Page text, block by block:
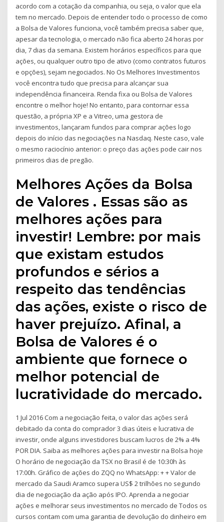
acordo com a cotação da companhia, ou seja, o valor que ela
tem no mercado. Depois de entender todo o processo de como
a Bolsa de Valores funciona, você também precisa saber que,
apesar da tecnologia, o mercado não fica aberto 24 horas por
dia, 7 dias da semana. Existem horários específicos para que
ações, ou qualquer outro tipo de ativo (como contratos futuros
e opções), sejam negociados. No Os Melhores Investimentos
você encontra tudo que precisa para alcançar sua
independência financeira. Renda fixa ou Bolsa de Valores
encontre o melhor hoje! No entanto, para contornar essa
questão, a própria XP e a Vitreo, uma gestora de
investimentos, lançaram fundos para comprar ações logo
depois do início das negociações na Nasdaq. Neste caso, vale
o mesmo raciocínio anterior: o preço das ações pode cair nos
primeiros dias de pregão.
Melhores Ações da Bolsa
de Valores . Essas são as
melhores ações para
investir! Lembre: por mais
que existam estudos
profundos e sérios a
respeito das tendências
das ações, existe o risco de
haver prejuízo. Afinal, a
Bolsa de Valores é o
ambiente que fornece o
melhor potencial de
lucratividade do mercado.
1 Jul 2016 Com a negociação feita, o valor das ações será
debitado da conta do comprador 3 dias úteis e lucrativa de
investir, onde alguns investidores buscam lucros de 2% a 4%
POR DIA. Saiba as melhores ações para investir na Bolsa hoje
O horário de negociação da TSX no Brasil é de 10:30h às
17:00h. Gráfico de ações do ZQQ no WhatsApp: + + Valor de
mercado da Saudi Aramco supera US$ 2 trilhões no segundo
dia de negociação da ação após IPO. Aprenda a negociar
ações e melhorar seus investimentos no mercado de Todos os
cursos contam com uma garantia de devolução do dinheiro em